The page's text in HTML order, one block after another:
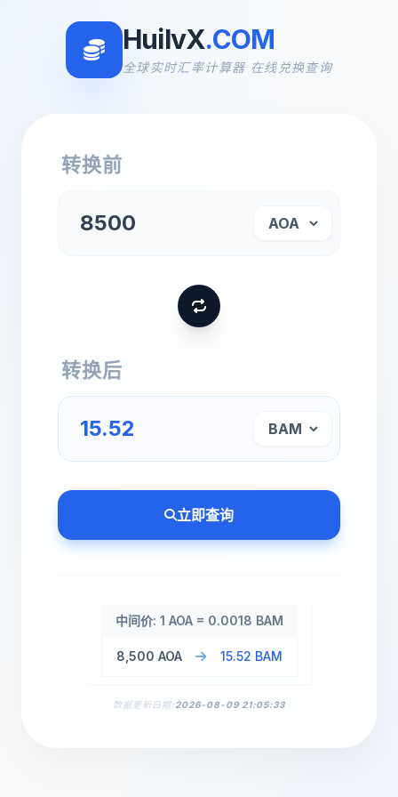
HuilvX.COM
全球实时汇率计算器 在线兑换查询
转换前
转换后
立即查询
中间价: 1 AOA = 0.0018 BAM
8,500 AOA 15.52 BAM
数据更新日期:2026-08-09 21:05:33